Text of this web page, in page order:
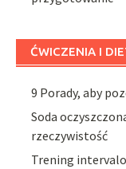
ĆWICZENIA I
9 Porady, aby
Soda
rzeczywistość
Trening